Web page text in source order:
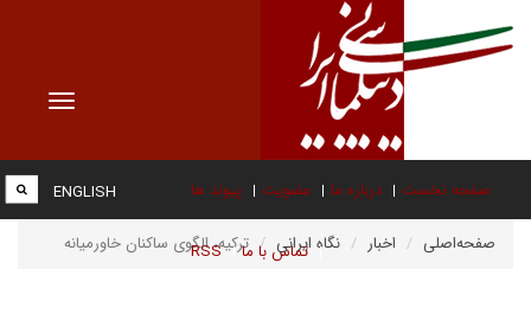
Toggle
صفحه نخست درباره ما عضویت پیوند ها
تماس با ما RSS
ENGLISH
صفحه‌اصلی اخبار نگاه ایرانی ترکیه، الگوی ساکنان خاورمیانه